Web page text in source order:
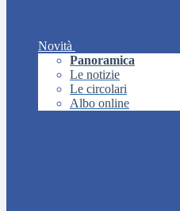
Novità
Panoramica
Le notizie
Le circolari
Albo online